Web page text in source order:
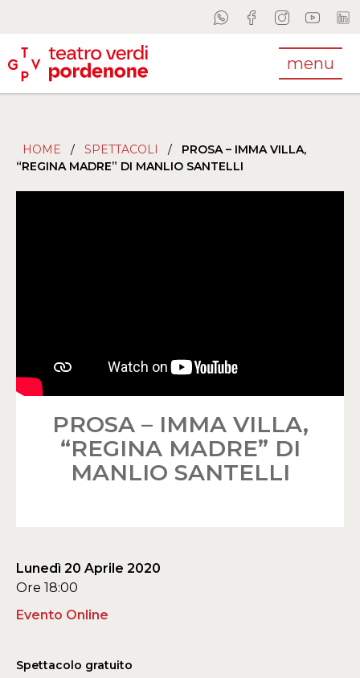
menu
HOME / SPETTACOLI /
PROSA – IMMA VILLA,
“REGINA MADRE” DI MANLIO SANTELLI
PROSA – IMMA VILLA,
“REGINA MADRE” DI
MANLIO SANTELLI
Lunedì 20 Aprile 2020
Ore 18:00
Evento Online
Spettacolo gratuito